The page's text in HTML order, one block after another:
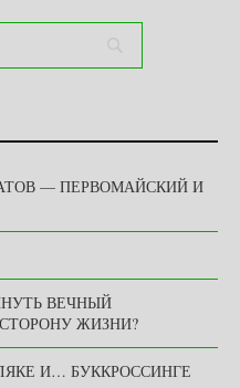
— ПЕРВОМАЙСКИЙ И
ВЕЧНЫЙ
ЖИЗНИ?
И… БУККРОССИНГЕ